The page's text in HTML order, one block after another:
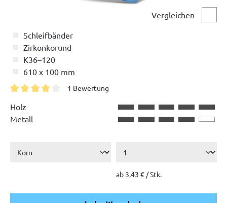
Vergleichen
Schleifbänder
Zirkonkorund
K36–120
610 x 100 mm
1 Bewertung
Holz
Metall
ab 3,43 € / Stk.